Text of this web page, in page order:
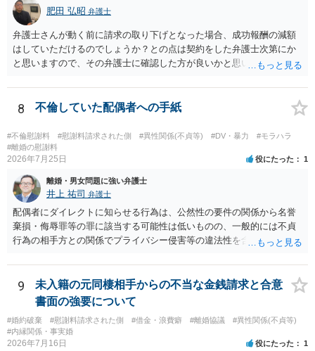
の購入事情も含めて説明し、支払能力の問題と、そもそもの慰謝料額
の相当性を分けて交渉してもらう方がよいでしょう。
肥田 弘昭 弁護士
弁護士さんが動く前に請求の取り下げとなった場合、成功報酬の減額
はしていただけるのでしょうか？との点は契約をした弁護士次第にか
と思いますので、その弁護士に確認した方が良いかと思います。ご参
8 不倫していた配偶者への手紙
#不倫慰謝料 #慰謝料請求された側 #異性関係(不貞等) #DV・暴力
#モラハラ
#離婚の慰謝料
2026年7月25日 役にたった 1
離婚・男女問題に強い弁護士
井上 祐司 弁護士
配偶者にダイレクトに知らせる行為は、公然性の要件の関係から名誉
棄損・侮辱罪等の罪に該当する可能性は低いものの、一般的には不貞
行為の相手方との関係でプライバシー侵害等の違法性を含む行為で
ため、弁護士としては推奨しないことが一般的かと思います。
9
未入籍の元同棲相手からの不当な金銭請求と合意
書面の強要について
#婚約破棄 #慰謝料請求された側 #借金・浪費癖 #離婚協議
#異性関係(不貞等)
#内縁関係・事実婚
2026年7月16日 役にたった 1